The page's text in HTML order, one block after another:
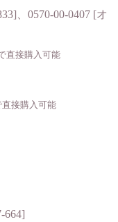
、0570-00-0407 [オ
直接購入可能
接購入可能
664]